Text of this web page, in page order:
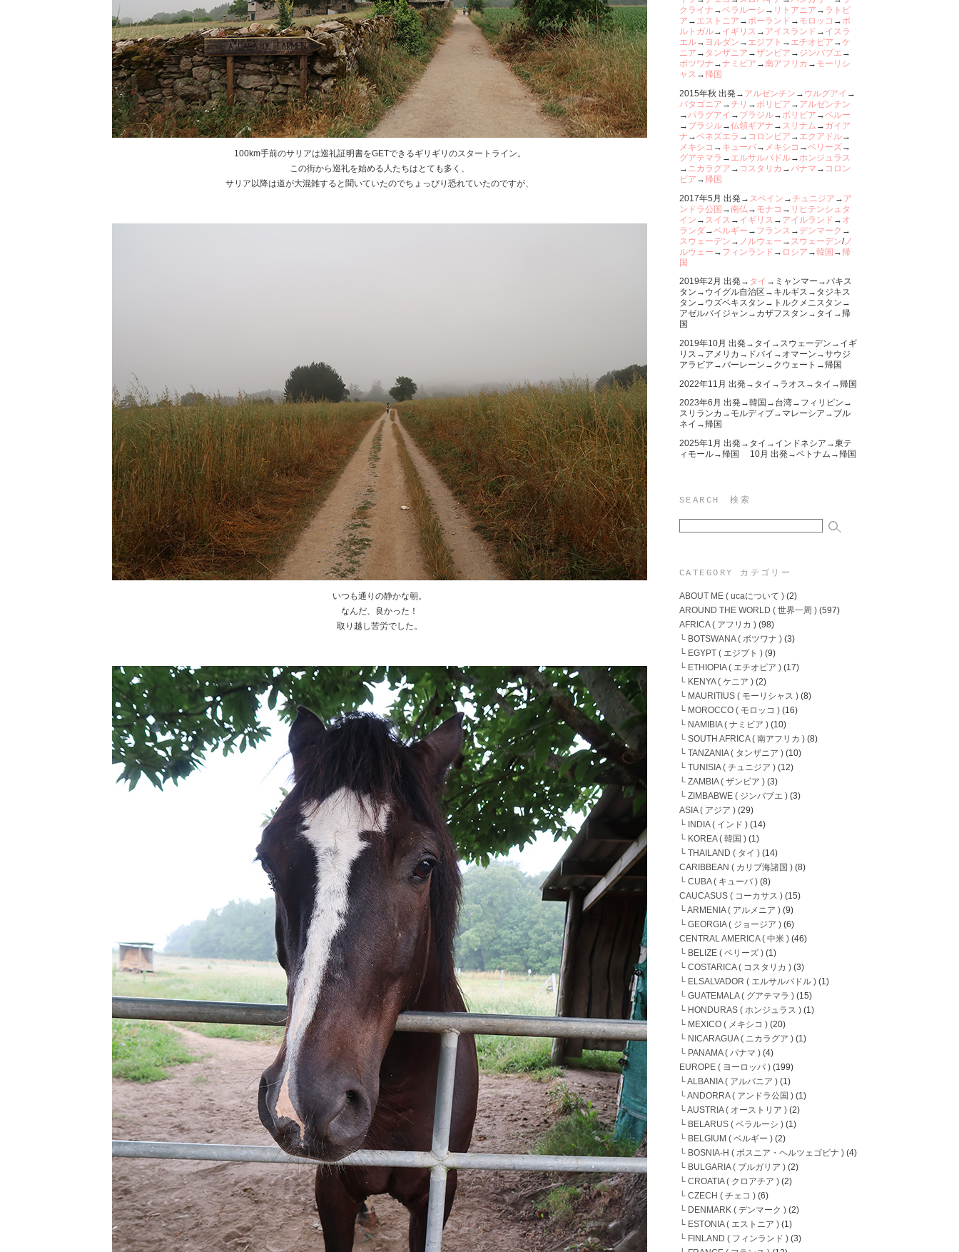
100km手前のサリアは巡礼証明書をGETできるギリギリのスタートライン。
この街から巡礼を始める人たちはとても多く、
サリア以降は道が大混雑すると聞いていたのでちょっぴり恐れていたのですが、
いつも通りの静かな朝。
なんだ、良かった！
取り越し苦労でした。
クライナ →ベラルーシ → リトアニア → ラトビ
ア → エストニア → ポーランド → モロッコ → ポ
ルトガル→ イギリス → アイスランド → イスラ
エル→ ヨルダン → エジプト → エチオピア →ケ
ニア → タンザニア →ザンビア → ジンバブエ →
ボツワナ →ナミビア →南アフリカ → モーリシ
ャス → 帰国
2015年秋 出発→ アルゼンチン → ウルグアイ →
パタゴニア →チリ → ボリビア → アルゼンチン
→ パラグアイ → ブラジル→ ボリビア →ペルー
→ ブラジル→仏領ギアナ → スリナム → ガイア
ナ →ベネズエラ → コロンビア → エクアドル→
メキシコ → キューバ→ メキシコ →ベリーズ→
グアテマラ → エルサルバドル→ ホンジュラス
→ ニカラグア → コスタリカ → パナマ → コロン
ビア → 帰国
2017年5月 出発→ スペイン →チュニジア → ア
ンドラ公国 →南仏 → モナコ → リヒテンシュタ
イン → スイス → イギリス → アイルランド → オ
ランダ→ベルギー → フランス → デンマーク →
スウェーデン → ノルウェー → スウェーデン/ノ
ルウェー → フィンランド → ロシア →韓国 → 帰
国
2019年2月 出発→ タイ →ミャンマー→パキス
タン→ウイグル自治区→キルギス→タジキス
タン→ウズベキスタン→トルクメニスタン→
アゼルバイジャン→カザフスタン→タイ→帰
国
2019年10月 出発→タイ→スウェーデン→イギ
リス→アメリカ→ドバイ→オマーン→サウジ
アラビア→バーレーン→クウェート→帰国
2022年11月 出発→タイ→ラオス→タイ→帰国
2023年6月 出発→韓国→台湾→フィリピン→
スリランカ→モルディブ→マレーシア→ブル
ネイ→帰国
2025年1月 出発→タイ→インドネシア→東テ
ィモール→帰国 10月 出発→ベトナム→帰国
SEARCH 検索
CATEGORY カテゴリー
ABOUT ME ( ucaについて ) (2)
AROUND THE WORLD ( 世界一周 ) (597)
AFRICA ( アフリカ ) (98)
└ BOTSWANA ( ボツワナ ) (3)
└ EGYPT ( エジプト ) (9)
└ ETHIOPIA ( エチオピア ) (17)
└ KENYA ( ケニア ) (2)
└ MAURITIUS ( モーリシャス ) (8)
└ MOROCCO ( モロッコ ) (16)
└ NAMIBIA ( ナミビア ) (10)
└ SOUTH AFRICA ( 南アフリカ ) (8)
└ TANZANIA ( タンザニア ) (10)
└ TUNISIA ( チュニジア ) (12)
└ ZAMBIA ( ザンビア ) (3)
└ ZIMBABWE ( ジンバブエ ) (3)
ASIA ( アジア ) (29)
└ INDIA ( インド ) (14)
└ KOREA ( 韓国 ) (1)
└ THAILAND ( タイ ) (14)
CARIBBEAN ( カリブ海諸国 ) (8)
└ CUBA ( キューバ ) (8)
CAUCASUS ( コーカサス ) (15)
└ ARMENIA ( アルメニア ) (9)
└ GEORGIA ( ジョージア ) (6)
CENTRAL AMERICA ( 中米 ) (46)
└ BELIZE ( ベリーズ ) (1)
└ COSTARICA ( コスタリカ ) (3)
└ ELSALVADOR ( エルサルバドル ) (1)
└ GUATEMALA ( グアテマラ ) (15)
└ HONDURAS ( ホンジュラス ) (1)
└ MEXICO ( メキシコ ) (20)
└ NICARAGUA ( ニカラグア ) (1)
└ PANAMA ( パナマ ) (4)
EUROPE ( ヨーロッパ ) (199)
└ ALBANIA ( アルバニア ) (1)
└ ANDORRA ( アンドラ公国 ) (1)
└ AUSTRIA ( オーストリア ) (2)
└ BELARUS ( ベラルーシ ) (1)
└ BELGIUM ( ベルギー ) (2)
└ BOSNIA-H ( ボスニア・ヘルツェゴビナ ) (4)
└ BULGARIA ( ブルガリア ) (2)
└ CROATIA ( クロアチア ) (2)
└ CZECH ( チェコ ) (6)
└ DENMARK ( デンマーク ) (2)
└ ESTONIA ( エストニア ) (1)
└ FINLAND ( フィンランド ) (3)